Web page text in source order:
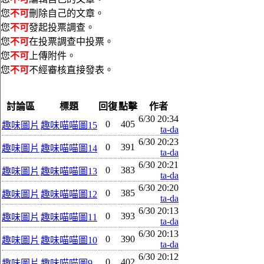
您不可刪除自己的文章。
您不可發起投票調查。
您不可在投票調查中投票。
您不可 上傳附件。
您不可不經審核直接發表。
討論區 標題 回復點擊
作者
趣味圖片 趣味喵喵圖15 0 405
6/30 20:34
ta-da
趣味圖片 趣味喵喵圖14 0 391
6/30 20:23
ta-da
趣味圖片 趣味喵喵圖13 0 383
6/30 20:21
ta-da
趣味圖片 趣味喵喵圖12 0 385
6/30 20:20
ta-da
趣味圖片 趣味喵喵圖11 0 393
6/30 20:13
ta-da
趣味圖片 趣味喵喵圖10 0 390
6/30 20:13
ta-da
0 402
6/30 20:12